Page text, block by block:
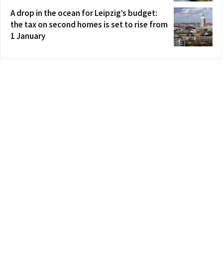
A drop in the ocean for Leipzig’s budget:
the tax on second homes is set to rise from
1 January